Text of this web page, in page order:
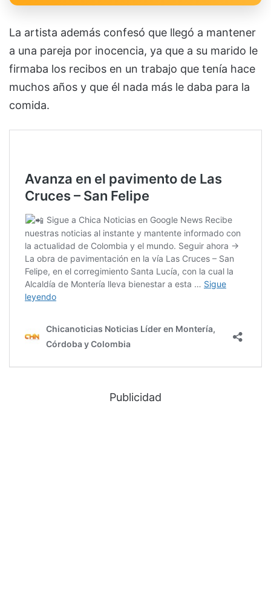
La artista además confesó que llegó a mantener
a una pareja por inocencia, ya que a su marido le
firmaba los recibos en un trabajo que tenía hace
muchos años y que él nada más le daba para la
comida.
Publicidad